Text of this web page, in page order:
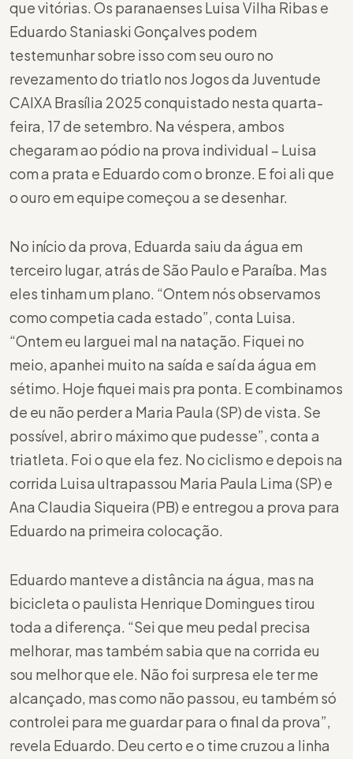
que vitórias. Os paranaenses Luisa Vilha Ribas e
Eduardo Staniaski Gonçalves podem
testemunhar sobre isso com seu ouro no
revezamento do triatlo nos Jogos da Juventude
CAIXA Brasília 2025 conquistado nesta quarta-
feira, 17 de setembro. Na véspera, ambos
chegaram ao pódio na prova individual – Luisa
com a prata e Eduardo com o bronze. E foi ali que
o ouro em equipe começou a se desenhar.
No início da prova, Eduarda saiu da água em
terceiro lugar, atrás de São Paulo e Paraíba. Mas
eles tinham um plano. “Ontem nós observamos
como competia cada estado”, conta Luisa.
“Ontem eu larguei mal na natação. Fiquei no
meio, apanhei muito na saída e saí da água em
sétimo. Hoje fiquei mais pra ponta. E combinamos
de eu não perder a Maria Paula (SP) de vista. Se
possível, abrir o máximo que pudesse”, conta a
triatleta. Foi o que ela fez. No ciclismo e depois na
corrida Luisa ultrapassou Maria Paula Lima (SP) e
Ana Claudia Siqueira (PB) e entregou a prova para
Eduardo na primeira colocação.
Eduardo manteve a distância na água, mas na
bicicleta o paulista Henrique Domingues tirou
toda a diferença. “Sei que meu pedal precisa
melhorar, mas também sabia que na corrida eu
sou melhor que ele. Não foi surpresa ele ter me
alcançado, mas como não passou, eu também só
controlei para me guardar para o final da prova”,
revela Eduardo. Deu certo e o time cruzou a linha